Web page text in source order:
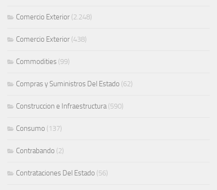
Comercio Exterior (2.248)
Comercio Exterior (438)
Commodities (99)
Compras y Suministros Del Estado (62)
Construccion e Infraestructura(590)
Consumo (137)
Contrabando (2)
Contrataciones Del Estado (56)